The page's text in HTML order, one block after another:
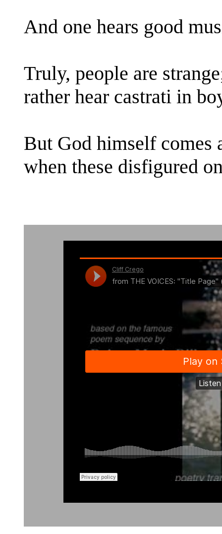
And one hears good
Truly, people are
rather hear castrati in
But God himself comes
when these disfigured